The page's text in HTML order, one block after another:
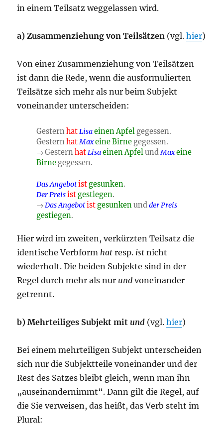
in einem Teilsatz weggelassen wird.
a) Zusammenziehung von Teilsätzen (vgl.hier)
Von einer Zusammenziehung von Teilsätzen
ist dann die Rede, wenn die ausformulierten
Teilsätze sich mehr als nur beim Subjekt
voneinander unterscheiden:
Gestern hatLisaeinen Apfel gegessen.
Gestern hatMaxeine Birnegegessen.
→ Gestern hatLisaeinen ApfelundMaxeine
Birnegegessen.
Das Angebotist gesunken.
Der Preisist gestiegen.
→Das Angebotist gesunkenundder Preis
gestiegen.
Hier wird im zweiten, verkürzten Teilsatz die
identische Verbform hat resp. ist nicht
wiederholt. Die beiden Subjekte sind in der
Regel durch mehr als nur und voneinander
getrennt.
b) Mehrteiliges Subjekt mit und (vgl.hier)
Bei einem mehrteiligen Subjekt unterscheiden
sich nur die Subjektteile voneinander und der
Rest des Satzes bleibt gleich, wenn man ihn
„auseinandernimmt“. Dann gilt die Regel, auf
die Sie verweisen, das heißt, das Verb steht im
Plural: